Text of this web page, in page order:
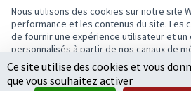
Nous utilisons des cookies sur notre site
performance et les contenus du site. Les
de fournir une expérience utilisateur et un
personnalisés à partir de nos canaux de
Tout accepter
Conditions d'utilisation
Paramètres des cookies
Ce site utilise des cookies et vous
que vous souhaitez activer